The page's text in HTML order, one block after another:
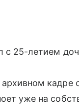
с 25-летием
кадре
уже на